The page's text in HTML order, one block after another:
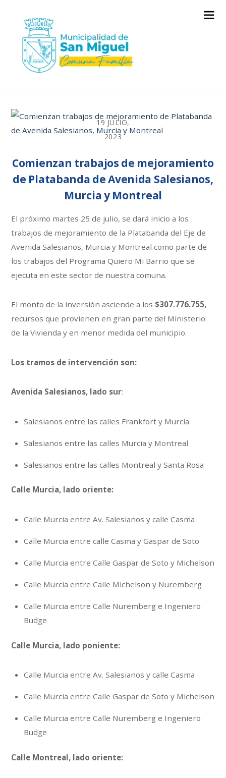
19 JULIO,
2023
Comienzan trabajos de mejoramiento
de Platabanda de Avenida Salesianos,
Murcia y Montreal
El próximo martes 25 de julio, se dará inicio a los
trabajos de mejoramiento de la Platabanda del Eje de
Avenida Salesianos, Murcia y Montreal como parte de
los trabajos del Programa Quiero Mi Barrio que se
ejecuta en este sector de nuestra comuna.
El monto de la inversión asciende a los $307.776.755,
recursos que provienen en gran parte del Ministerio
de la Vivienda y en menor medida del municipio.
Los tramos de intervención son:
Avenida Salesianos, lado sur:
Salesianos entre las calles Frankfort y Murcia
Salesianos entre las calles Murcia y Montreal
Salesianos entre las calles Montreal y Santa Rosa
Calle Murcia, lado oriente:
Calle Murcia entre Av. Salesianos y calle Casma
Calle Murcia entre calle Casma y Gaspar de Soto
Calle Murcia entre Calle Gaspar de Soto y Michelson
Calle Murcia entre Calle Michelson y Nuremberg
Calle Murcia entre Calle Nuremberg e Ingeniero
Budge
Calle Murcia, lado poniente:
Calle Murcia entre Av. Salesianos y calle Casma
Calle Murcia entre Calle Gaspar de Soto y Michelson
Calle Murcia entre Calle Nuremberg e Ingeniero
Budge
Calle Montreal, lado oriente: